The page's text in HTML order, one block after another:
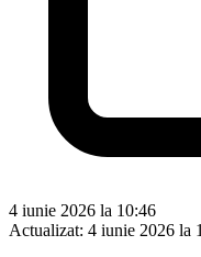
4 iunie 2026 la 10:46
Actualizat: 4 iunie 2026 la